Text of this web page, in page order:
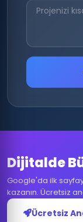
Dijitalde
Google'da ilk
kazanın. Ücretsiz
Ücretsiz